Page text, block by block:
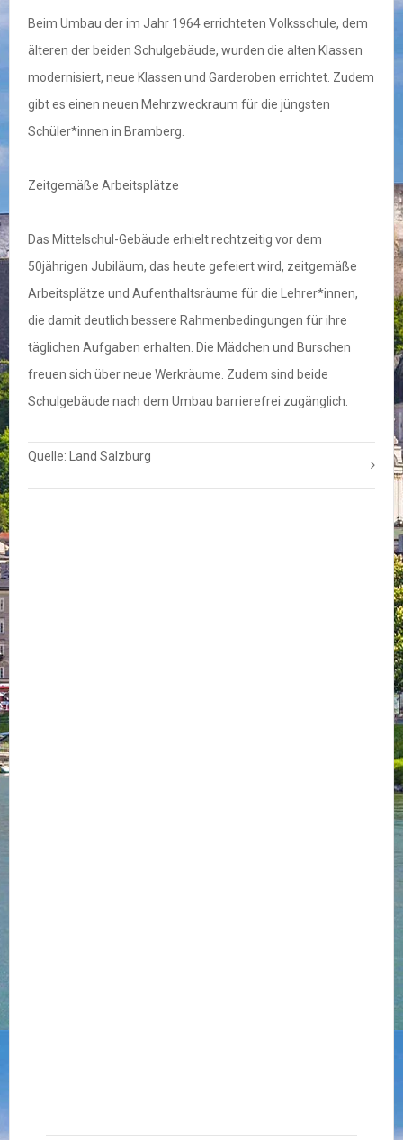
Beim Umbau der im Jahr 1964 errichteten Volksschule, dem
älteren der beiden Schulgebäude, wurden die alten Klassen
modernisiert, neue Klassen und Garderoben errichtet. Zudem
gibt es einen neuen Mehrzweckraum für die jüngsten
Schüler*innen in Bramberg.
Zeitgemäße Arbeitsplätze
Das Mittelschul-Gebäude erhielt rechtzeitig vor dem
50jährigen Jubiläum, das heute gefeiert wird, zeitgemäße
Arbeitsplätze und Aufenthaltsräume für die Lehrer*innen,
die damit deutlich bessere Rahmenbedingungen für ihre
täglichen Aufgaben erhalten. Die Mädchen und Burschen
freuen sich über neue Werkräume. Zudem sind beide
Schulgebäude nach dem Umbau barrierefrei zugänglich.
Quelle: Land Salzburg